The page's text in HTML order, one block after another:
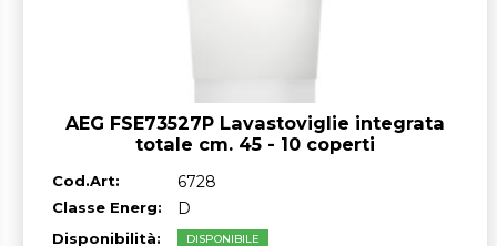
AEG FSE73527P Lavastoviglie integrata
totale cm. 45 - 10 coperti
Cod.Art: 6728
Classe Energ: D
Disponibilità:
DISPONIBILE